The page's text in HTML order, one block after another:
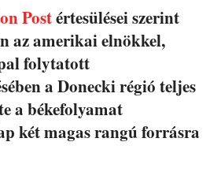
Postértesülései szerint
az amerikai elnökkel,
folytatott
a Donecki régió teljes
a békefolyamat
két magas rangú forrásra